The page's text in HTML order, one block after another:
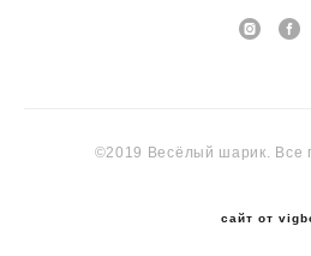
©2019 Весёлый шарик. Все
сайт от